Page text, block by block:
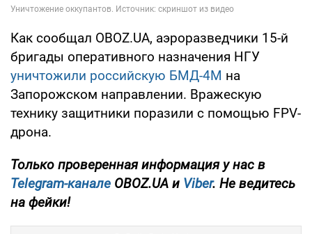
Как сообщал OBOZ.UA, аэроразведчики 15-й
бригады оперативного назначения НГУ
уничтожили российскую БМД-4М на
Запорожском направлении. Вражескую
технику защитники поразили с помощью FPV-
дрона.
Только проверенная информация у нас в
Telegram-канале OBOZ.UA и Viber. Не ведитесь
на фейки!